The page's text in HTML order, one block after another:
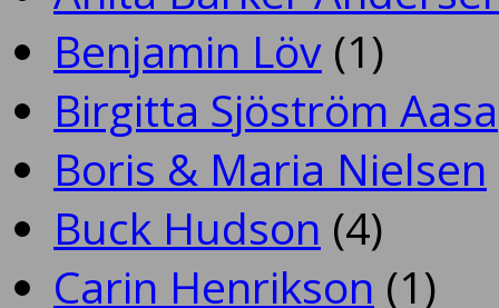
Benjamin Löv (1)
Birgitta Sjöström Aasa
Boris & Maria Nielsen
Buck Hudson (4)
Carin Henrikson (1)